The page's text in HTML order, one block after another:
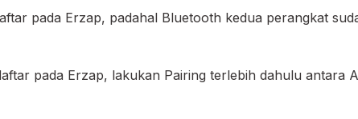
pada Erzap, padahal Bluetooth kedua perangkat
pada Erzap, lakukan Pairing terlebih dahulu antara